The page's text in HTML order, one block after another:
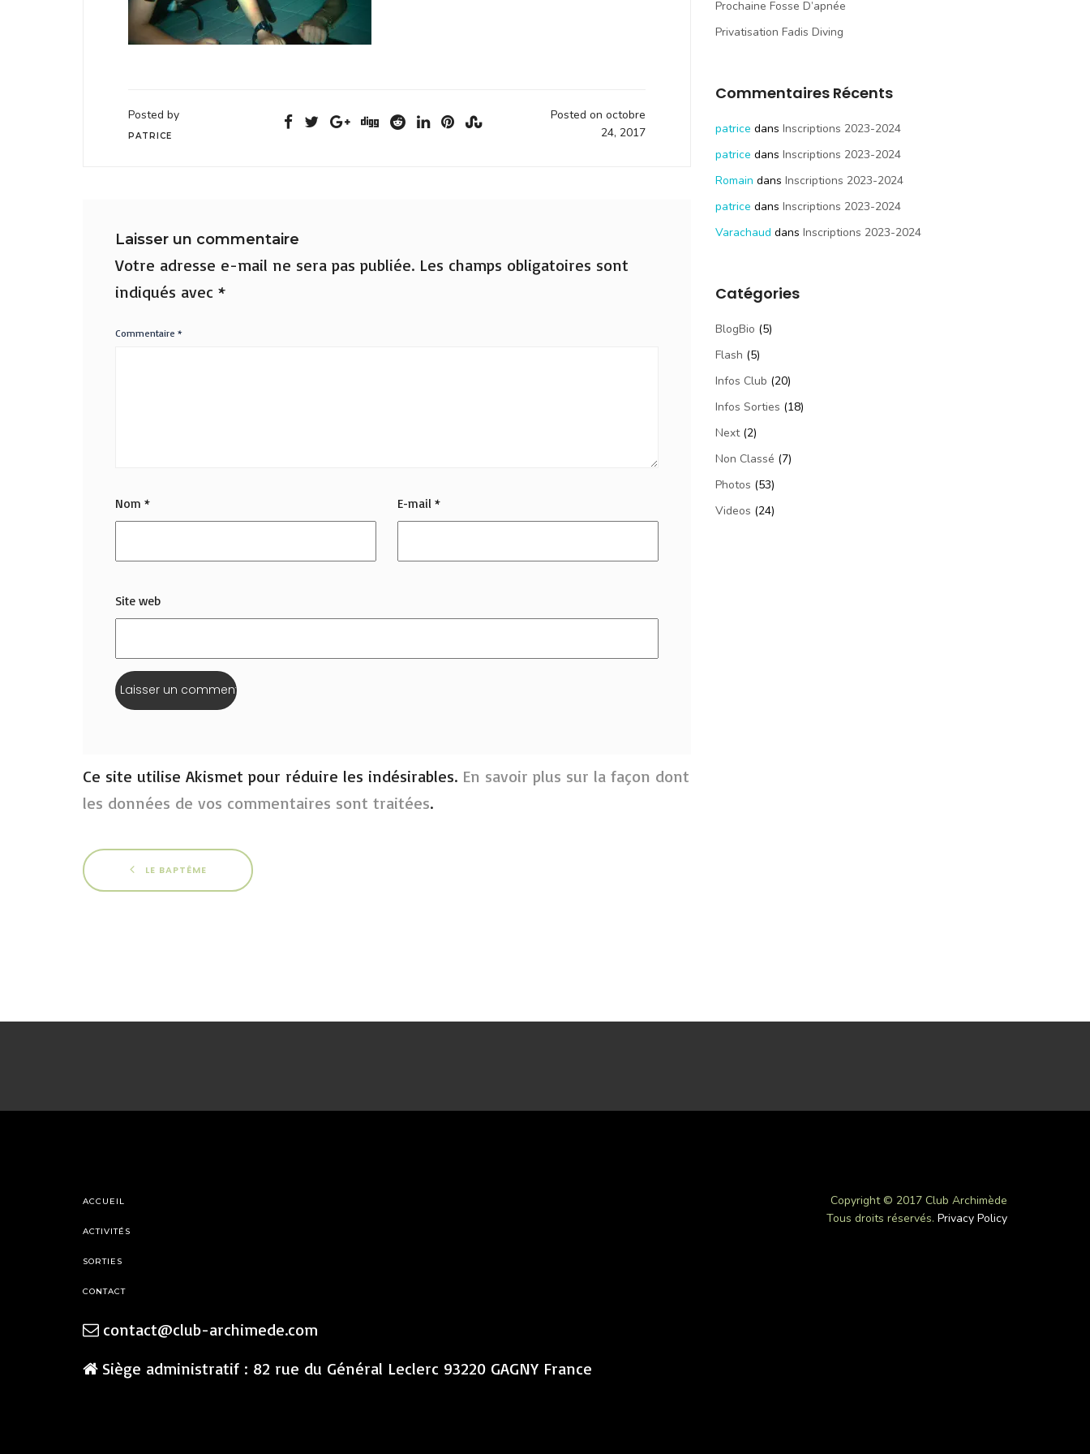
Posted by
PATRICE
Posted on octobre
24, 2017
Laisser un commentaire
Votre adresse e-mail ne sera pas publiée. Les champs obligatoires sont
indiqués avec *
Commentaire *
Nom * E-mail*
Site web
Ce site utilise Akismet pour réduire les indésirables. En savoir plus sur la façon dont
les données de vos commentaires sont traitées.
LE BAPTÊME
Prochaine Fosse D’apnée
Privatisation Fadis Diving
Commentaires Récents
patrice dans Inscriptions 2023-2024
patrice dans Inscriptions 2023-2024
Romain dans Inscriptions 2023-2024
patrice dans Inscriptions 2023-2024
Varachaud dans Inscriptions 2023-2024
Catégories
BlogBio (5)
Flash (5)
Infos Club (20)
Infos Sorties (18)
Next(2)
Non Classé (7)
Photos (53)
Videos (24)
ACCUEIL
ACTIVITÉS
SORTIES
CONTACT
contact@club-archimede.com
Siège administratif : 82 rue du Général Leclerc 93220 GAGNY France
Copyright © 2017 Club Archimède
Tous droits réservés. Privacy Policy